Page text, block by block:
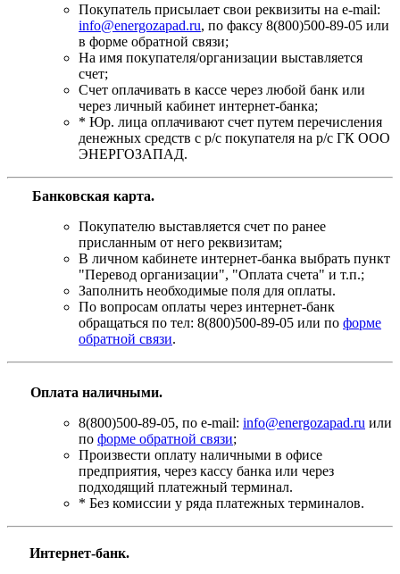
Покупатель присылает свои реквизиты на e-mail:
info@energozapad.ru, по факсу 8(800)500-89-05 или
в форме обратной связи;
На имя покупателя/организации выставляется
счет;
Счет оплачивать в кассе через любой банк или
через личный кабинет интернет-банка;
* Юр. лица оплачивают счет путем перечисления
денежных средств с р/с покупателя на р/с ГК ООО
ЭНЕРГОЗАПАД.
Банковская карта.
Покупателю выставляется счет по ранее
присланным от него реквизитам;
В личном кабинете интернет-банка выбрать пункт
"Перевод организации", "Оплата счета" и т.п.;
Заполнить необходимые поля для оплаты.
По вопросам оплаты через интернет-банк
обращаться по тел: 8(800)500-89-05 или по форме
обратной связи.
Оплата наличными.
8(800)500-89-05, по e-mail: info@energozapad.ru или
по форме обратной связи;
Произвести оплату наличными в офисе
предприятия, через кассу банка или через
подходящий платежный терминал.
* Без комиссии у ряда платежных терминалов.
Интернет-банк.